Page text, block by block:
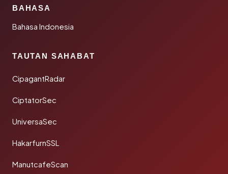
BAHASA
Bahasa Indonesia
TAUTAN SAHABAT
CipagantRadar
CiptatorSec
UniversaSec
HakarfurnSSL
ManutcafeScan